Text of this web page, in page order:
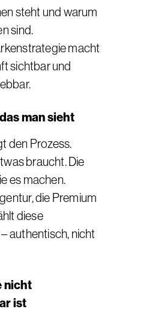
steht und warum
sind.
macht
sichtbar und
man sieht
den Prozess.
braucht. Die
es machen.
die Premium
diese
authentisch, nicht
nicht
ist